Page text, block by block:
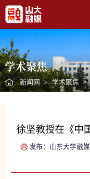
学术聚焦
新闻网 > 学术聚焦 >
徐坚教授在《中
发布：山东大学融